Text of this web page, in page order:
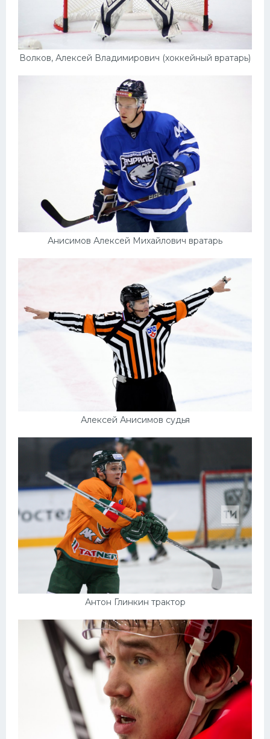
Волков, Алексей Владимирович (хоккейный вратарь)
Анисимов Алексей Михайлович вратарь
Алексей Анисимов судья
Антон Глинкин трактор